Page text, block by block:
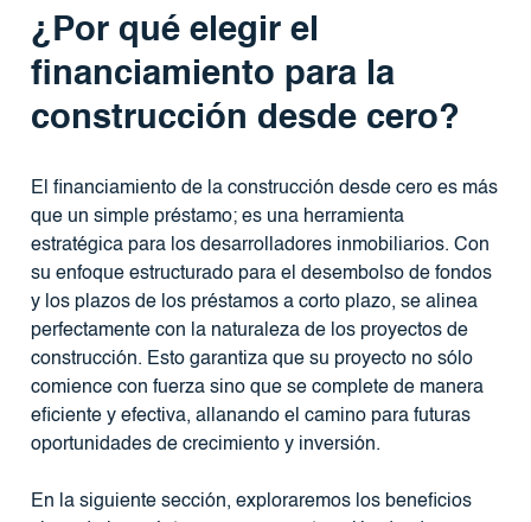
¿Por qué elegir el
financiamiento para la
construcción desde cero?
El financiamiento de la construcción desde cero es más
que un simple préstamo; es una herramienta
estratégica para los desarrolladores inmobiliarios. Con
su enfoque estructurado para el desembolso de fondos
y los plazos de los préstamos a corto plazo, se alinea
perfectamente con la naturaleza de los proyectos de
construcción. Esto garantiza que su proyecto no sólo
comience con fuerza sino que se complete de manera
eficiente y efectiva, allanando el camino para futuras
oportunidades de crecimiento y inversión.
En la siguiente sección, exploraremos los beneficios